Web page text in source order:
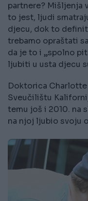
partnere? Mišljenja
to jest, ljudi
djecu, dok to
trebamo opraštati
da je to i „spolno
ljubiti u usta djecu
Doktorica
Sveučilištu
temu još i 2010. na
na njoj ljubio svoju